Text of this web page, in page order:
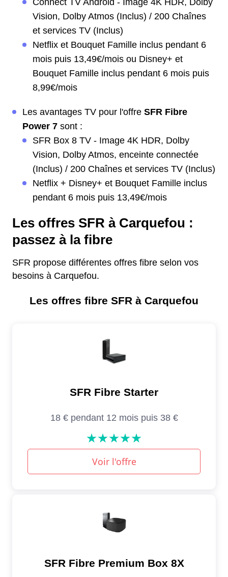
Connect TV Android - Image 4K HDR, Dolby
Vision, Dolby Atmos (Inclus) / 200 Chaînes
et services TV (Inclus)
Netflix et Bouquet Famille inclus pendant 6
mois puis 13,49€/mois ou Disney+ et
Bouquet Famille inclus pendant 6 mois puis
8,99€/mois
Les avantages TV pour l'offre SFR Fibre
Power 7 sont :
SFR Box 8 TV - Image 4K HDR, Dolby
Vision, Dolby Atmos, enceinte connectée
(Inclus) / 200 Chaînes et services TV (Inclus)
Netflix + Disney+ et Bouquet Famille inclus
pendant 6 mois puis 13,49€/mois
Les offres SFR à Carquefou :
passez à la fibre
SFR propose différentes offres fibre selon vos
besoins à Carquefou.